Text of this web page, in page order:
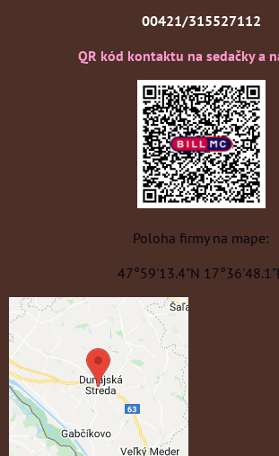
00421/315527112
QR kód kontaktu na sedačky a
Poloha firmy na mape:
47°59'13.4"N